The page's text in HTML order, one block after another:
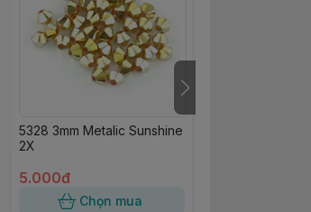
5328 3mm Metalic Sunshine
2X
5.000đ
Chọn mua